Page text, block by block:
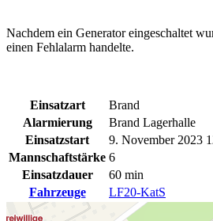
Nachdem ein Generator eingeschaltet
einen Fehlalarm handelte.
Einsatzart
Brand
Alarmierung
Brand Lagerhalle
Einsatzstart
9. November 2023
Mannschaftstärke 6
Einsatzdauer
60 min
Fahrzeuge
LF20-KatS